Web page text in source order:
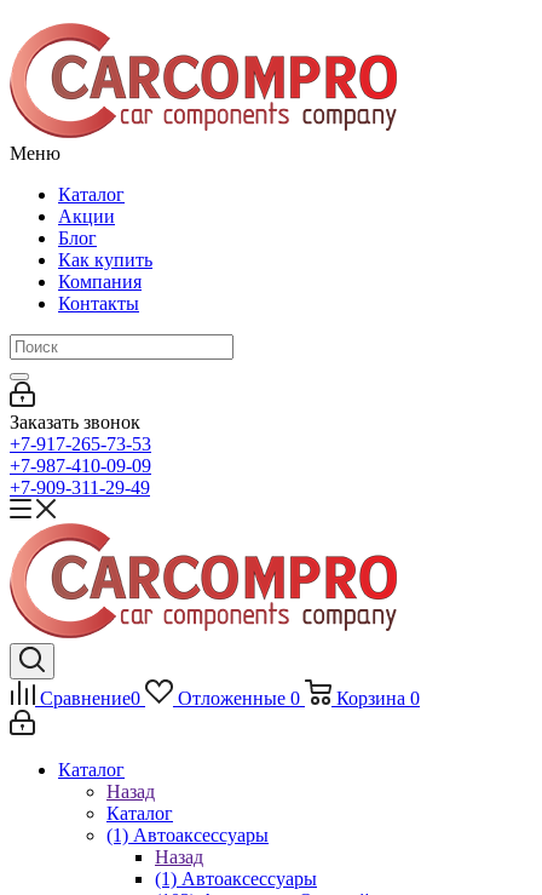
Меню
Каталог
Акции
Блог
Как купить
Компания
Контакты
Заказать звонок
+7-917-265-73-53
+7-987-410-09-09
+7-909-311-29-49
Сравнение0 Отложенные 0 Корзина 0
Каталог
Назад
Каталог
(1) Автоаксессуары
Назад
(1) Автоаксессуары